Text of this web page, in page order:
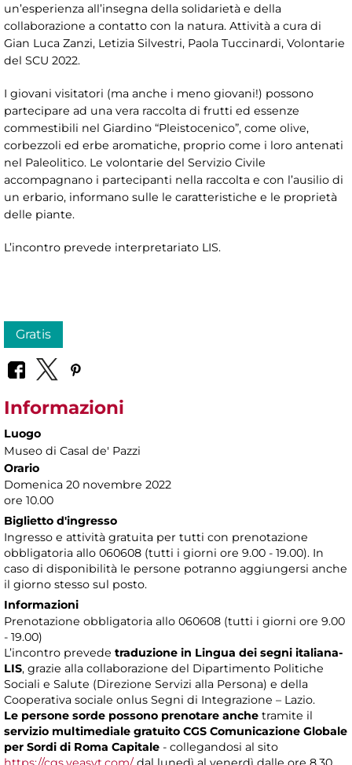
un’esperienza all’insegna della solidarietà e della
collaborazione a contatto con la natura. Attività a cura di
Gian Luca Zanzi, Letizia Silvestri, Paola Tuccinardi, Volontarie
del SCU 2022.
I giovani visitatori (ma anche i meno giovani!) possono
partecipare ad una vera raccolta di frutti ed essenze
commestibili nel Giardino “Pleistocenico”, come olive,
corbezzoli ed erbe aromatiche, proprio come i loro antenati
nel Paleolitico. Le volontarie del Servizio Civile
accompagnano i partecipanti nella raccolta e con l’ausilio di
un erbario, informano sulle le caratteristiche e le proprietà
delle piante.
L’incontro prevede interpretariato LIS.
Gratis
Informazioni
Luogo
Museo di Casal de' Pazzi
Orario
Domenica 20 novembre 2022
ore 10.00
Biglietto d'ingresso
Ingresso e attività gratuita per tutti con prenotazione
obbligatoria allo 060608 (tutti i giorni ore 9.00 - 19.00). In
caso di disponibilità le persone potranno aggiungersi anche
il giorno stesso sul posto.
Informazioni
Prenotazione obbligatoria allo 060608 (tutti i giorni ore 9.00
- 19.00)
L’incontro prevede traduzione in Lingua dei segni italiana-
LIS, grazie alla collaborazione del Dipartimento Politiche
Sociali e Salute (Direzione Servizi alla Persona) e della
Cooperativa sociale onlus Segni di Integrazione – Lazio.
Le persone sorde possono prenotare anche tramite il
servizio multimediale gratuito CGS Comunicazione Globale
per Sordi di Roma Capitale - collegandosi al sito